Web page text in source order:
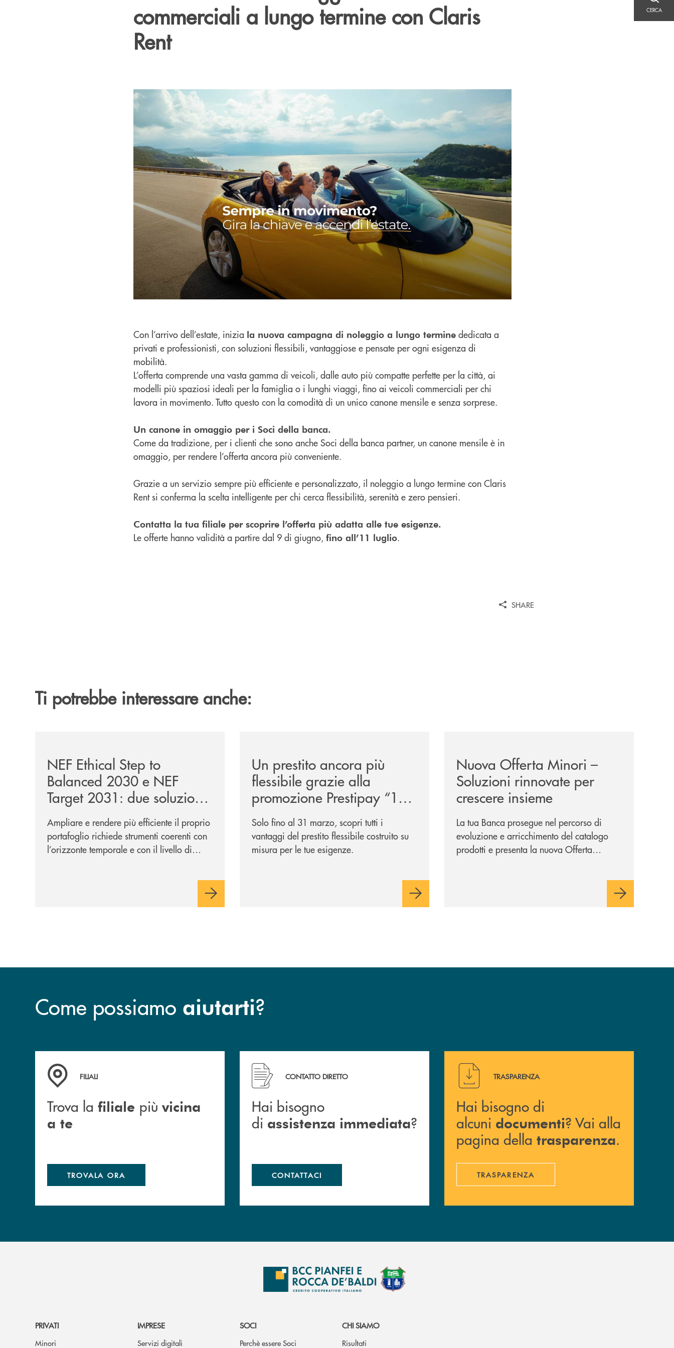
CERCA
commerciali a lungo termine con Claris
Rent
Con l’arrivo dell’estate, inizia la nuova campagna di noleggio a lungo termine dedicata a
privati e professionisti, con soluzioni flessibili, vantaggiose e pensate per ogni esigenza di
mobilità.
L’offerta comprende una vasta gamma di veicoli, dalle auto più compatte perfette per la città, ai
modelli più spaziosi ideali per la famiglia o i lunghi viaggi, fino ai veicoli commerciali per chi
lavora in movimento. Tutto questo con la comodità di un unico canone mensile e senza sorprese.
Un canone in omaggio per i Soci della banca.
Come da tradizione, per i clienti che sono anche Soci della banca partner, un canone mensile è in
omaggio, per rendere l’offerta ancora più conveniente.
Grazie a un servizio sempre più efficiente e personalizzato, il noleggio a lungo termine con Claris
Rent si conferma la scelta intelligente per chi cerca flessibilità, serenità e zero pensieri.
Contatta la tua filiale per scoprire l’offerta più adatta alle tue esigenze.
Le offerte hanno validità a partire dal 9 di giugno, fino all’11 luglio.
SHARE
Ti potrebbe interessare anche:
NEF Ethical Step to
Balanced 2030 e NEF
Target 2031: due soluzioni
per far evolvere i tuoi
investimenti
Ampliare e rendere più efficiente il proprio
portafoglio richiede strumenti coerenti con
l’orizzonte temporale e con il livello di
2030 e NEF Target 2031, due soluzioni tra
Un prestito ancora più
flessibile grazie alla
promozione Prestipay “110
Volte Su Misura per Te!”
Solo fino al 31 marzo, scopri tutti i
vantaggi del prestito flessibile costruito su
misura per le tue esigenze.
Nuova Offerta Minori –
Soluzioni rinnovate per
crescere insieme
La tua Banca prosegue nel percorso di
evoluzione e arricchimento del catalogo
prodotti e presenta la nuova Offerta
Come possiamo aiutarti?
Trova la filiale più vicina a te
FILIALI
Trova la filiale più vicina
a te
TROVALA ORA
Hai bisogno di &nbsp; assistenza &nbsp; immediata ?
CONTATTO DIRETTO
Hai bisogno
di assistenza immediata?
CONTATTACI
Hai bisogno di alcuni &nbsp; documenti ? Vai alla
TRASPARENZA
Hai bisogno di
alcuni documenti? Vai alla
pagina della trasparenza.
TRASPARENZA
PRIVATI
Minori
IMPRESE
Servizi digitali
SOCI
Perchè essere Soci
CHI SIAMO
Risultati